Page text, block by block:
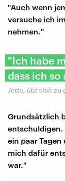
"Auch wenn
versuche ich
nehmen."
"Ich habe
dass ich so
Jette, übt sich zu
Grundsätzlich
entschuldigen.
ein paar
mich dafür
war."